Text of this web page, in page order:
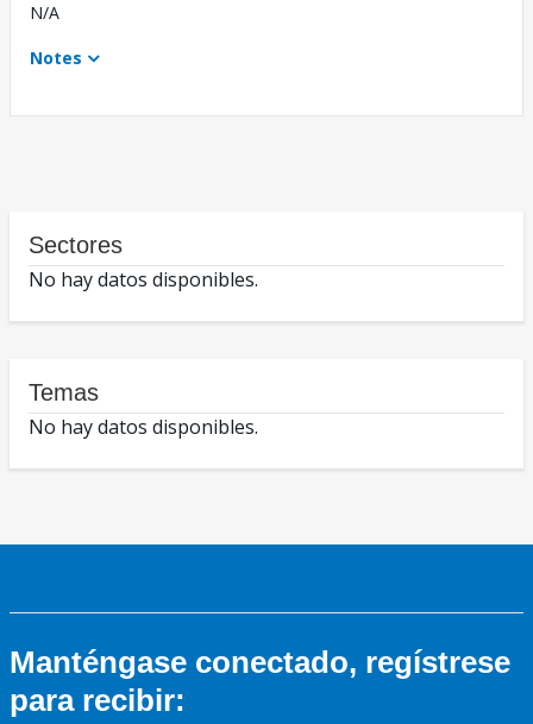
N/A
Notes
Sectores
No hay datos disponibles.
Temas
No hay datos disponibles.
Manténgase conectado, regístrese
para recibir: